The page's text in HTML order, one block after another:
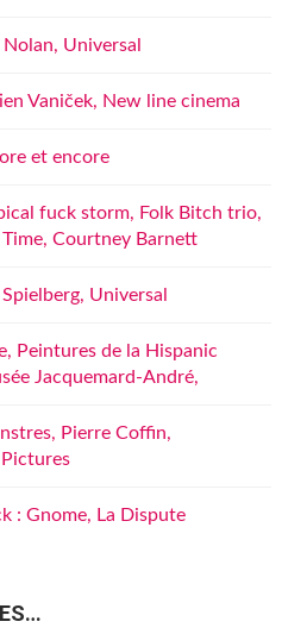
Universal
Vaniček, New line cinema
et encore
fuck storm, Folk Bitch trio,
Courtney Barnett
Universal
Peintures de la Hispanic
Jacquemard-André,
Pierre Coffin,
: Gnome, La Dispute